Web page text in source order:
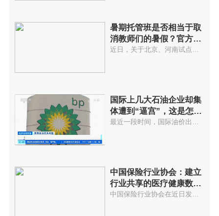
暑期托管班是否相当于取
消教师们的暑假？官方回
应...
国际上几大石油企业却集
体遭到“逼宫”，这是怎么
回事?
最近一段时间，国际油价出现了显...
中国保险行业协会：建立
行业共享的医疗健康数据
库
中国保险行业协会在近日发布的《...